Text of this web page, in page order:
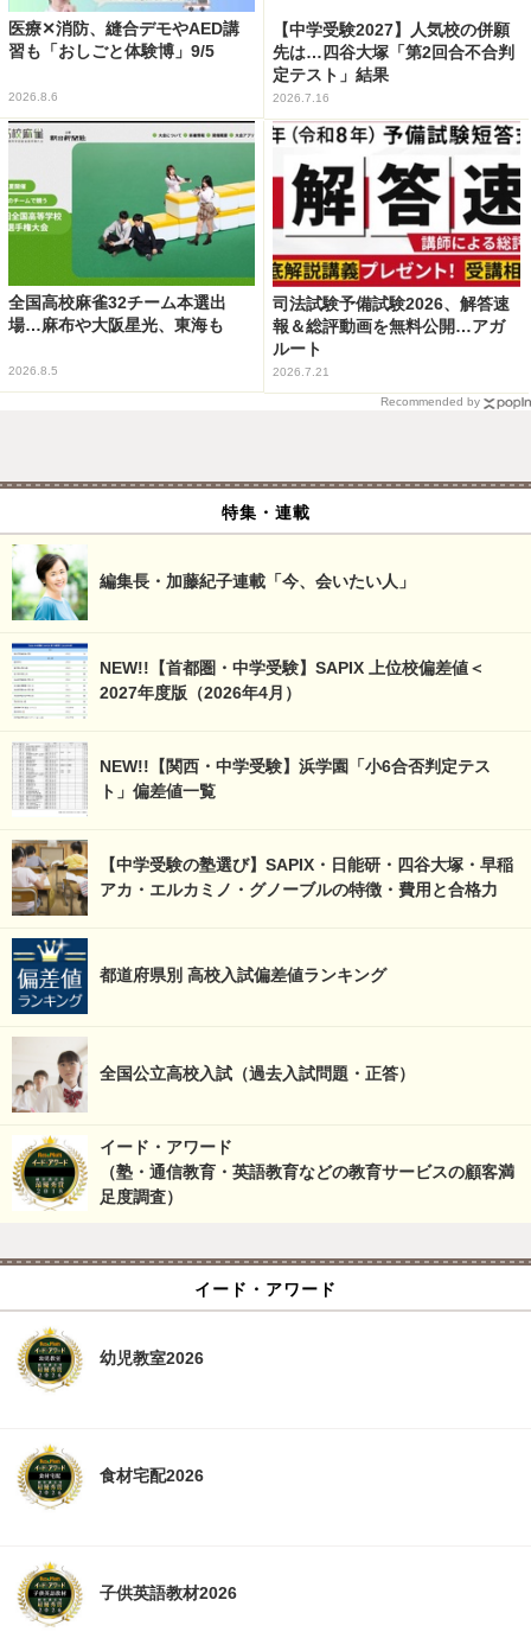
医療✕消防、縫合デモやAED講
習も「おしごと体験博」9/5
2026.8.6
【中学受験2027】人気校の併願
先は…四谷大塚「第2回合不合判
定テスト」結果
2026.7.16
全国高校麻雀32チーム本選出
場…麻布や大阪星光、東海も
2026.8.5
司法試験予備試験2026、解答速
報＆総評動画を無料公開…アガ
ルート
2026.7.21
Recommended by
特集・連載
編集長・加藤紀子連載「今、会いたい人」
NEW!!【首都圏・中学受験】SAPIX 上位校偏差値＜
2027年度版（2026年4月）
NEW!!【関西・中学受験】浜学園「小6合否判定テス
ト」偏差値一覧
【中学受験の塾選び】SAPIX・日能研・四谷大塚・早稲
アカ・エルカミノ・グノーブルの特徴・費用と合格力
都道府県別 高校入試偏差値ランキング
全国公立高校入試（過去入試問題・正答）
イード・アワード
（塾・通信教育・英語教育などの教育サービスの顧客満
足度調査）
イード・アワード
幼児教室2026
食材宅配2026
子供英語教材2026